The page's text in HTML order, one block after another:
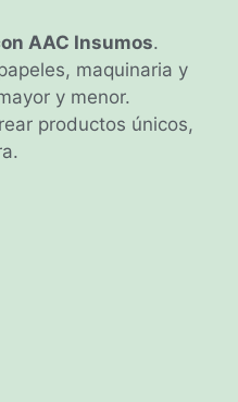
AAC Insumos.
maquinaria y
y menor.
productos únicos,